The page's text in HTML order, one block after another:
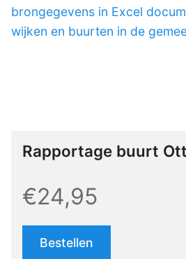
brongegevens in Excel
wijken en buurten in de
Rapportage buurt
€24,95
Bestellen